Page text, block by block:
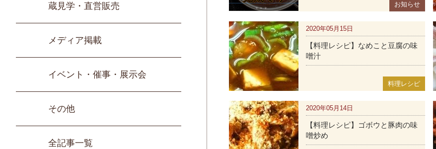
蔵見学・直営販売
メディア掲載
イベント・催事・展示会
その他
全記事一覧
お知らせ
料理レシピ
2020年05月15日
【料理レシピ】なめこと豆腐の味
噌汁
2020年05月14日
【料理レシピ】ゴボウと豚肉の味
噌炒め